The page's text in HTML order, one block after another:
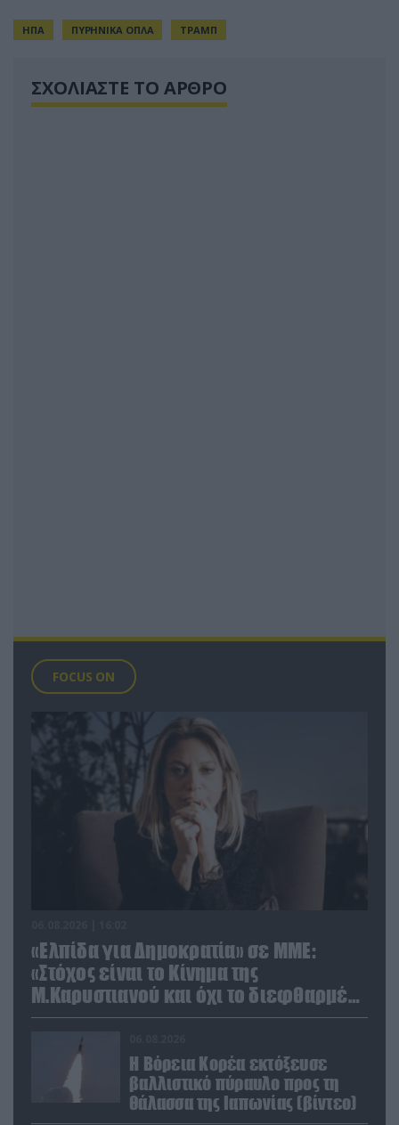
ΗΠΑ ΠΥΡΗΝΙΚΑ ΟΠΛΑ ΤΡΑΜΠ
ΣΧΟΛΙΑΣΤΕ ΤΟ ΑΡΘΡΟ
FOCUS ON
«Ελπίδα για Δημοκρατία» σε ΜΜΕ:
«Στόχος είναι το Κίνημα της
Μ.Καρυστιανού και όχι το διεφθαρμένο
σύστημα εξουσίας»
Η Βόρεια Κορέα εκτόξευσε
βαλλιστικό πύραυλο προς τη
θάλασσα της Ιαπωνίας (βίντεο)